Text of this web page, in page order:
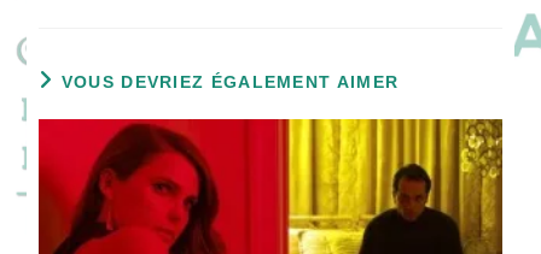
VOUS DEVRIEZ ÉGALEMENT AIMER